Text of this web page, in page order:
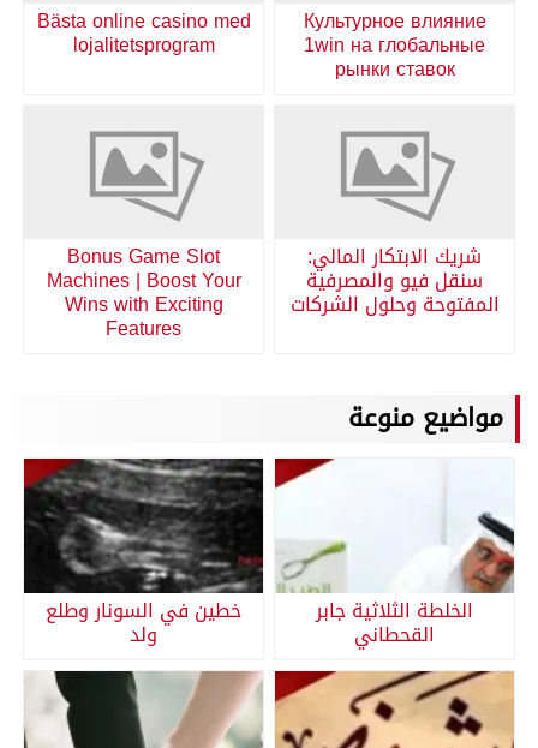
Культурное влияние
1win на глобальные
рынки ставок
Bästa online casino med
lojalitetsprogram
شريك الابتكار المالي:
سنقل فيو والمصرفية
المفتوحة وحلول الشركات
Bonus Game Slot
Machines | Boost Your
Wins with Exciting
Features
مواضيع منوعة
الخلطة الثلاثية جابر
القحطاني
خطين في السونار وطلع
ولد